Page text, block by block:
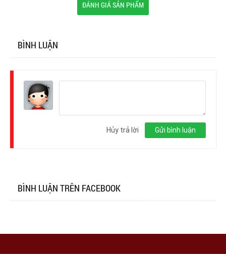
ĐÁNH GIÁ SẢN PHẨM
BÌNH LUẬN
Gửi bình luận
Hủy trả lời
BÌNH LUẬN TRÊN FACEBOOK